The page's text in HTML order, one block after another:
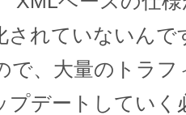
されていないんで
で、大量のトラ
プデートしてい